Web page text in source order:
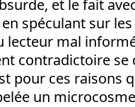
et le fait
spéculant sur
lecteur mal
contradictoire se
pour ces raisons
un